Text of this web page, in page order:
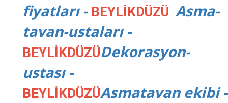
fiyatları - BEYLİKDÜZÜ Asma-
tavan-ustaları -
BEYLİKDÜZÜDekorasyon-
ustası -
BEYLİKDÜZÜAsmatavan ekibi -